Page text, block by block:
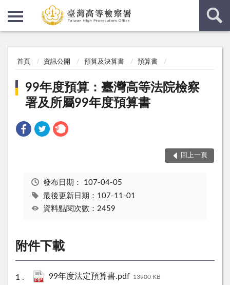
首頁 資訊公開 預算及決算書 預算書
99年度預算：臺灣高等法院檢察
署及所屬99年度預算書
回上一頁
發布日期： 107-04-05
最後更新日期：107-11-01
資料點閱次數：2459
附件下載
99年度法定預算書.pdf 13900 KB